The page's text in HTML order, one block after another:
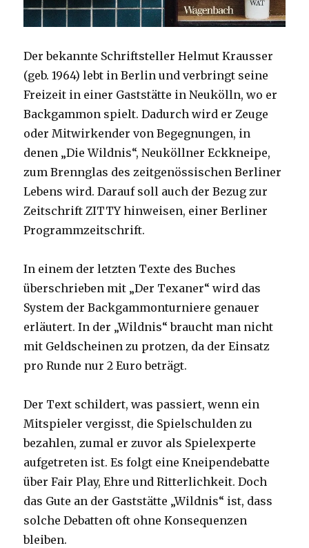
Der bekannte Schriftsteller Helmut Krausser
(geb. 1964) lebt in Berlin und verbringt seine
Freizeit in einer Gaststätte in Neukölln, wo er
Backgammon spielt. Dadurch wird er Zeuge
oder Mitwirkender von Begegnungen, in
denen „Die Wildnis“, Neuköllner Eckkneipe,
zum Brennglas des zeitgenössischen Berliner
Lebens wird. Darauf soll auch der Bezug zur
Zeitschrift ZITTY hinweisen, einer Berliner
Programmzeitschrift.
In einem der letzten Texte des Buches
überschrieben mit „Der Texaner“ wird das
System der Backgammonturniere genauer
erläutert. In der „Wildnis“ braucht man nicht
mit Geldscheinen zu protzen, da der Einsatz
pro Runde nur 2 Euro beträgt.
Der Text schildert, was passiert, wenn ein
Mitspieler vergisst, die Spielschulden zu
bezahlen, zumal er zuvor als Spielexperte
aufgetreten ist. Es folgt eine Kneipendebatte
über Fair Play, Ehre und Ritterlichkeit. Doch
das Gute an der Gaststätte „Wildnis“ ist, dass
solche Debatten oft ohne Konsequenzen
bleiben.